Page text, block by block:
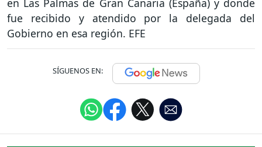
en Las Palmas de Gran Canaria (España) y donde
fue recibido y atendido por la delegada del
Gobierno en esa región. EFE
SÍGUENOS EN: